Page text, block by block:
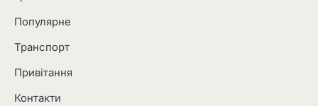
Популярне
Транспорт
Привітання
Контакти